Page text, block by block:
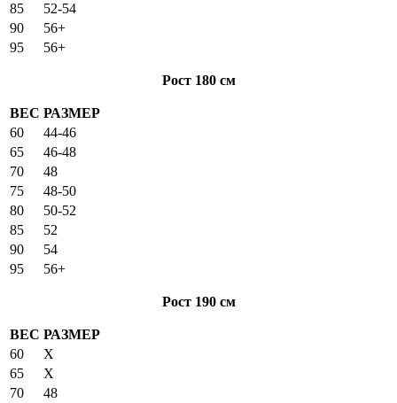
85
52-54
90
56+
95
56+
Рост 180 см
ВЕС РАЗМЕР
60
44-46
65
46-48
70
48
75
48-50
80
50-52
85
52
90
54
95
56+
Рост 190 см
ВЕС РАЗМЕР
60
X
65
X
70
48